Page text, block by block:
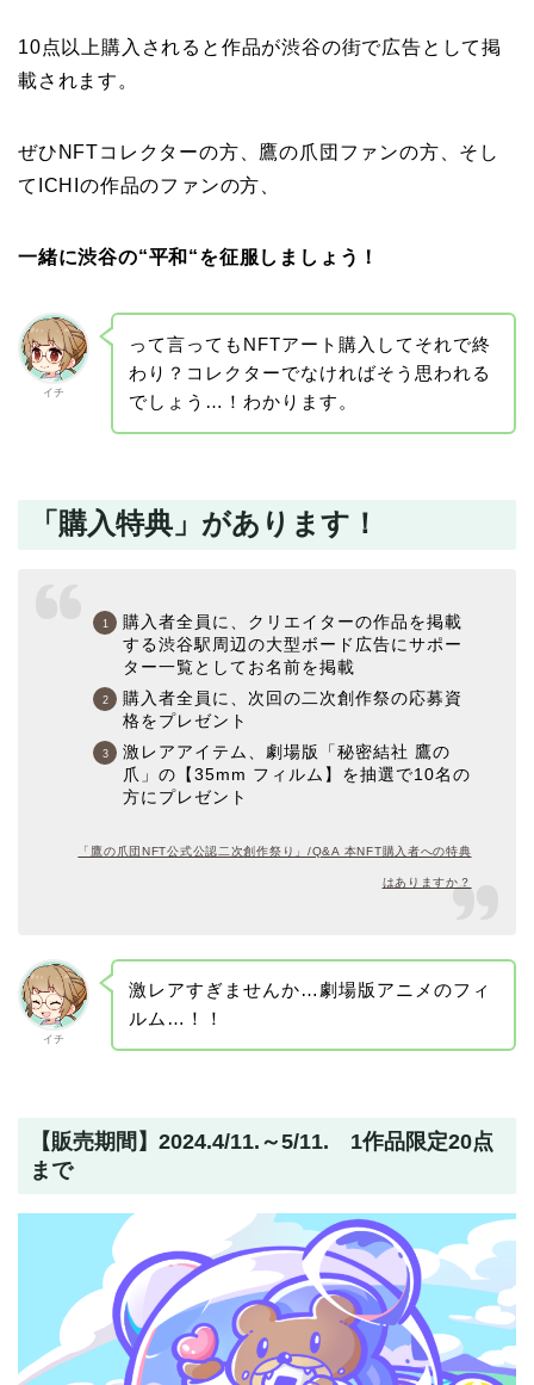
10点以上購入されると作品が渋谷の街で広告として掲
載されます。
ぜひNFTコレクターの方、鷹の爪団ファンの方、そし
てICHIの作品のファンの方、
一緒に渋谷の“平和“を征服しましょう！
イチ
って言ってもNFTアート購入してそれで終
わり？コレクターでなければそう思われる
でしょう…！わかります。
「購入特典」があります！
購入者全員に、クリエイターの作品を掲載
する渋谷駅周辺の大型ボード広告にサポー
ター一覧としてお名前を掲載
購入者全員に、次回の二次創作祭の応募資
格をプレゼント
激レアアイテム、劇場版「秘密結社 鷹の
爪」の【35mm フィルム】を抽選で10名の
方にプレゼント
「鷹の爪団NFT公式公認二次創作祭り」/Q&A 本NFT購入者への特典
はありますか？
イチ
激レアすぎませんか…劇場版アニメのフィ
ルム…！！
【販売期間】2024.4/11.～5/11. 1作品限定20点
まで